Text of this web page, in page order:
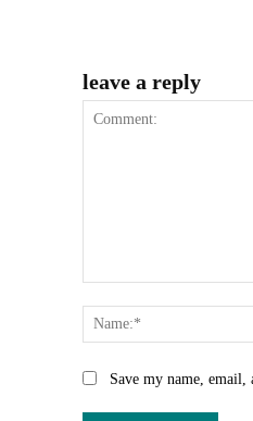
leave a reply
Save my name,